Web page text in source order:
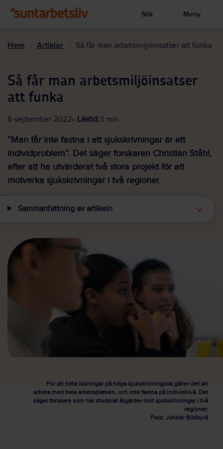
till
Visa sökruta
Sök Meny
Hem Artiklar Så får man arbetsmiljöinsatser att funka
Så får man arbetsmiljöinsatser
att funka
6 september 2022 Lästid:3 min
”Man får inte fastna i att sjukskrivningar är ett
individproblem”. Det säger forskaren Christian Ståhl,
efter att ha utvärderat två stora projekt för att
motverka sjukskrivningar i två regioner.
Sammanfattning av artikeln
För att hitta lösningar på höga sjukskrivningstal gäller det att
arbeta med hela arbetsplatsen, och inte fastna på individnivå. Det
säger forskare som har studerat åtgärder mot sjukskrivningar i två
regioner.
Foto: Johnér Bildbyrå